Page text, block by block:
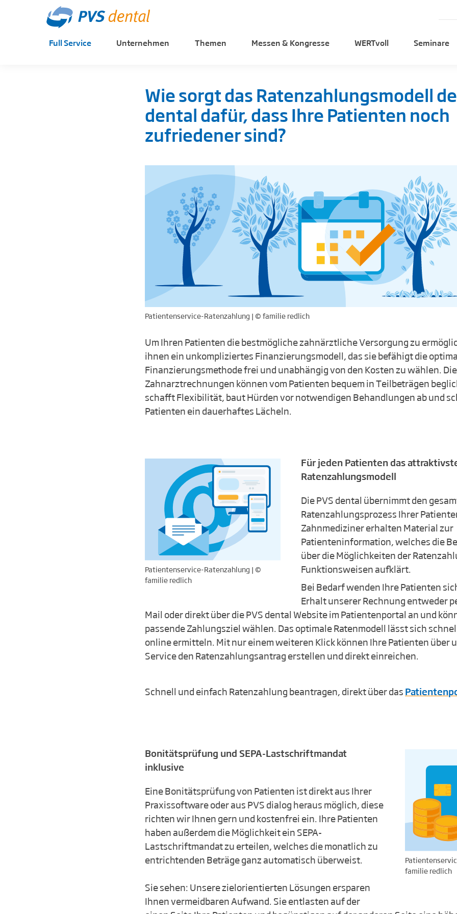
Full Service Unternehmen Themen Messen & Kongresse WERTvoll Seminare
Wie sorgt das Ratenzahlungsmodell
dental dafür, dass Ihre Patienten noch
zufriedener sind?
Patientenservice-Ratenzahlung | © familie redlich
Um Ihren Patienten die bestmögliche zahnärztliche Versorgung zu
ihnen ein unkompliziertes Finanzierungsmodell, das sie befähigt die
Finanzierungsmethode frei und unabhängig von den Kosten zu wählen. Die
Zahnarztrechnungen können vom Patienten bequem in Teilbeträgen
schafft Flexibilität, baut Hürden vor notwendigen Behandlungen ab und
Patienten ein dauerhaftes Lächeln.
Patientenservice-Ratenzahlung | ©
familie redlich
Für jeden Patienten das
Ratenzahlungsmodell
Die PVS dental übernimmt den
Ratenzahlungsprozess Ihrer
Zahnmediziner erhalten Material zur
Patienteninformation, welches die
über die Möglichkeiten der
Funktionsweisen aufklärt.
Bei Bedarf wenden Ihre Patienten
Erhalt unserer Rechnung entweder
Mail oder direkt über die PVS dental Website im Patientenportal an und
passende Zahlungsziel wählen. Das optimale Ratenmodell lässt sich
online ermitteln. Mit nur einem weiteren Klick können Ihre Patienten über
Service den Ratenzahlungsantrag erstellen und direkt einreichen.
Schnell und einfach Ratenzahlung beantragen, direkt über das
familie redlich
Bonitätsprüfung und SEPA-Lastschriftmandat
inklusive
Eine Bonitätsprüfung von Patienten ist direkt aus Ihrer
Praxissoftware oder aus PVS dialog heraus möglich, diese
richten wir Ihnen gern und kostenfrei ein. Ihre Patienten
haben außerdem die Möglichkeit ein SEPA-
Lastschriftmandat zu erteilen, welches die monatlich zu
entrichtenden Beträge ganz automatisch überweist.
Sie sehen: Unsere zielorientierten Lösungen ersparen
Ihnen vermeidbaren Aufwand. Sie entlasten auf der